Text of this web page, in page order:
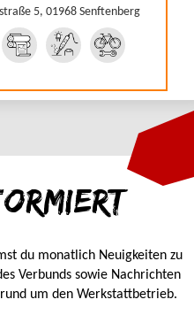
5, 01968 Senftenberg
du monatlich Neuigkeiten zu
Verbunds sowie Nachrichten
um den Werkstattbetrieb.